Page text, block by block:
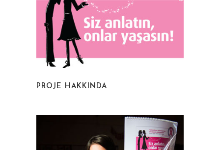
PROJE HAKKINDA